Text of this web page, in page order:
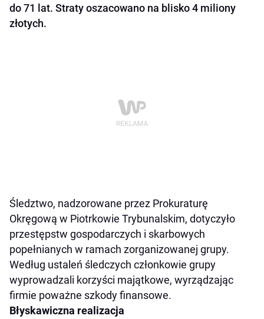
do 71 lat. Straty oszacowano na blisko 4 miliony
złotych.
Śledztwo, nadzorowane przez Prokuraturę
Okręgową w Piotrkowie Trybunalskim, dotyczyło
przestępstw gospodarczych i skarbowych
popełnianych w ramach zorganizowanej grupy.
Według ustaleń śledczych członkowie grupy
wyprowadzali korzyści majątkowe, wyrządzając
firmie poważne szkody finansowe.
Błyskawiczna realizacja